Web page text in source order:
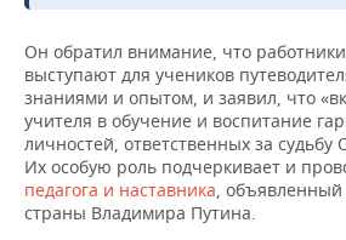
Он обратил внимание, что
выступают для учеников
знаниями и опытом, и заявил, что
учителя в обучение и воспитание
личностей, ответственных за судьбу
Их особую роль подчеркивает и
педагога и наставника, объявленный
страны Владимира Путина.